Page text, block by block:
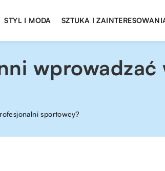
STYL I MODA SZTUKA I
wprowadzać
sportowcy?